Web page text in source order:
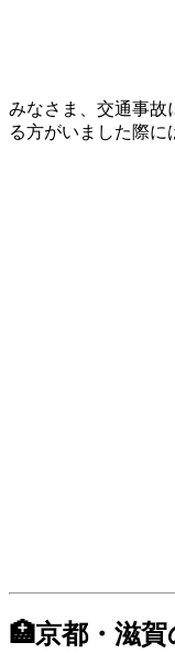
みなさま、交通事故
る方がいました際に
🏥京都・滋